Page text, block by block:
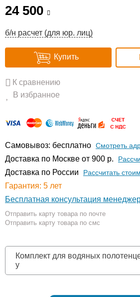
24 500
б/н расчет (для юр. лиц)
Купить
К сравнению
В избранное
Самовывоз: бесплатно Смотреть
Доставка по Москве от 900 р.
Доставка по России Рассчитать
Гарантия: 5 лет
Бесплатная консультация
Отправить карту товара по почте
Отправить карту товара по смс
Комплект для водяных
у